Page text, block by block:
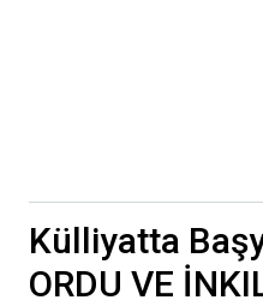
Külliyatta
ORDU VE